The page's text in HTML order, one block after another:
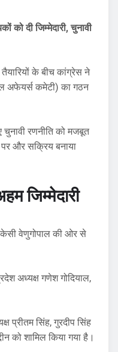
को दी जिम्मेदारी, चुनावी
के बीच कांग्रेस ने
अफेयर्स कमेटी) का गठन
चुनावी रणनीति को मजबूत
और सक्रिय बनाया
जिम्मेदारी
वेणुगोपाल की ओर से
अध्यक्ष गणेश गोदियाल,
प्रीतम सिंह, गुरदीप सिंह
को शामिल किया गया है।